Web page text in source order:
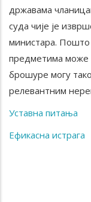
државама
суда чије је
министара. Пошто
предметима може
брошуре могу
релевантним
Уставна питања
Ефикасна истрага